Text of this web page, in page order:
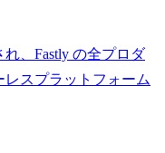
、Fastly の全プロダ
スプラットフォーム